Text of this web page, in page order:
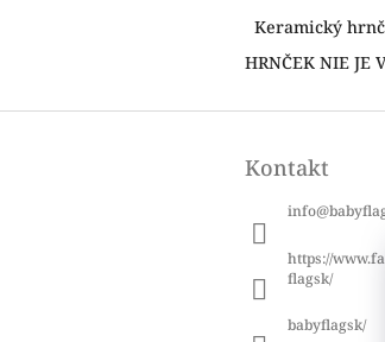
Keramický
HRNČEK NIE
Kontakt
info@
https://
flagsk/
babyflagsk/